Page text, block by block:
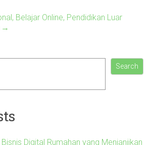
Belajar Online, Pendidikan Luar
→
Search
Digital Rumahan yang Menjanjikan